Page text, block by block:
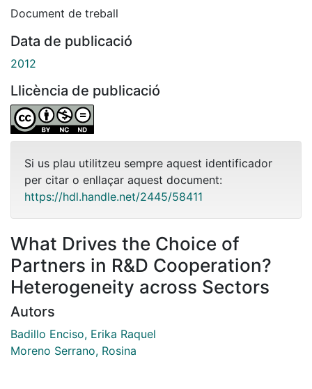
Document de treball
Data de publicació
2012
Llicència de publicació
Si us plau utilitzeu sempre aquest identificador
per citar o enllaçar aquest document:
https://hdl.handle.net/2445/58411
What Drives the Choice of
Partners in R&D Cooperation?
Heterogeneity across Sectors
Autors
Badillo Enciso, Erika Raquel
Moreno Serrano, Rosina